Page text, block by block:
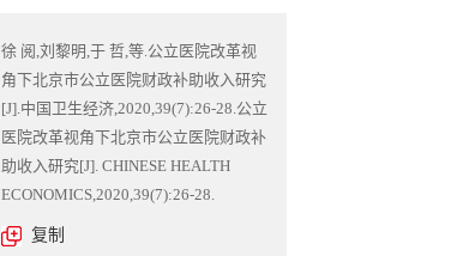
徐 阅,刘黎明,于 哲,等.公立医院改革视
角下北京市公立医院财政补助收入研究
[J].中国卫生经济,2020,39(7):26-28.公立
医院改革视角下北京市公立医院财政补
助收入研究[J]. CHINESE HEALTH
ECONOMICS,2020,39(7):26-28.
复制